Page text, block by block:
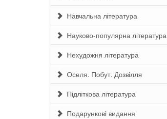
Навчальна література
Науково-популярна література
Нехудожня література
Оселя. Побут. Дозвілля
Підліткова література
Подарункові видання